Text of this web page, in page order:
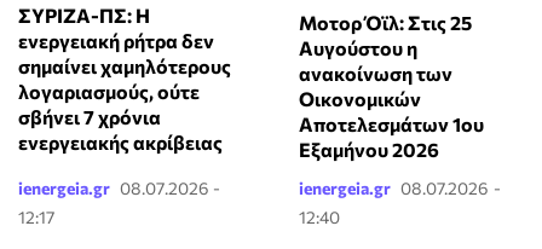
ΣΥΡΙΖΑ-ΠΣ: Η
ενεργειακή ρήτρα δεν
σημαίνει χαμηλότερους
λογαριασμούς, ούτε
σβήνει 7 χρόνια
ενεργειακής ακρίβειας
ienergeia.gr 08.07.2026 -
12:17
Μοτορ Όϊλ: Στις 25
Αυγούστου η
ανακοίνωση των
Οικονομικών
Αποτελεσμάτων 1ου
Εξαμήνου 2026
ienergeia.gr 08.07.2026 -
12:40